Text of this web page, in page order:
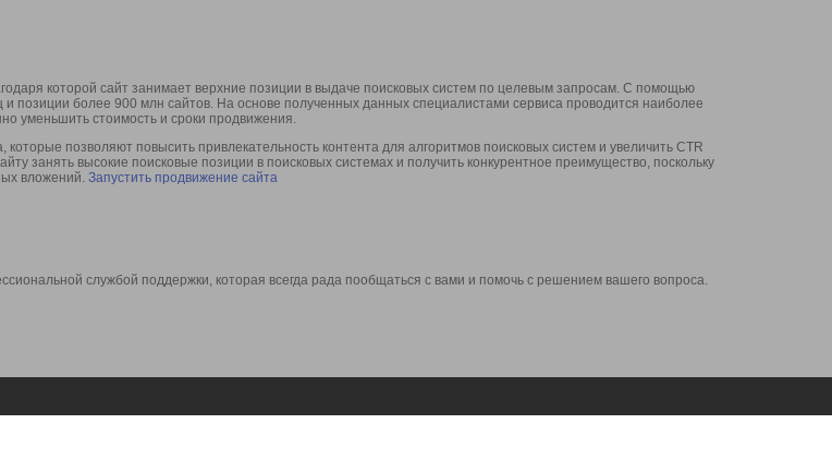
которой сайт занимает верхние позиции в выдаче поисковых систем по целевым запросам. С помощью
позиции более 900 млн сайтов. На основе полученных данных специалистами сервиса проводится наиболее
уменьшить стоимость и сроки продвижения.
позволяют повысить привлекательность контента для алгоритмов поисковых систем и увеличить CTR
занять высокие поисковые позиции в поисковых системах и получить конкурентное преимущество, поскольку
вложений. Запустить продвижение сайта
службой поддержки, которая всегда рада пообщаться с вами и помочь с решением вашего вопроса.